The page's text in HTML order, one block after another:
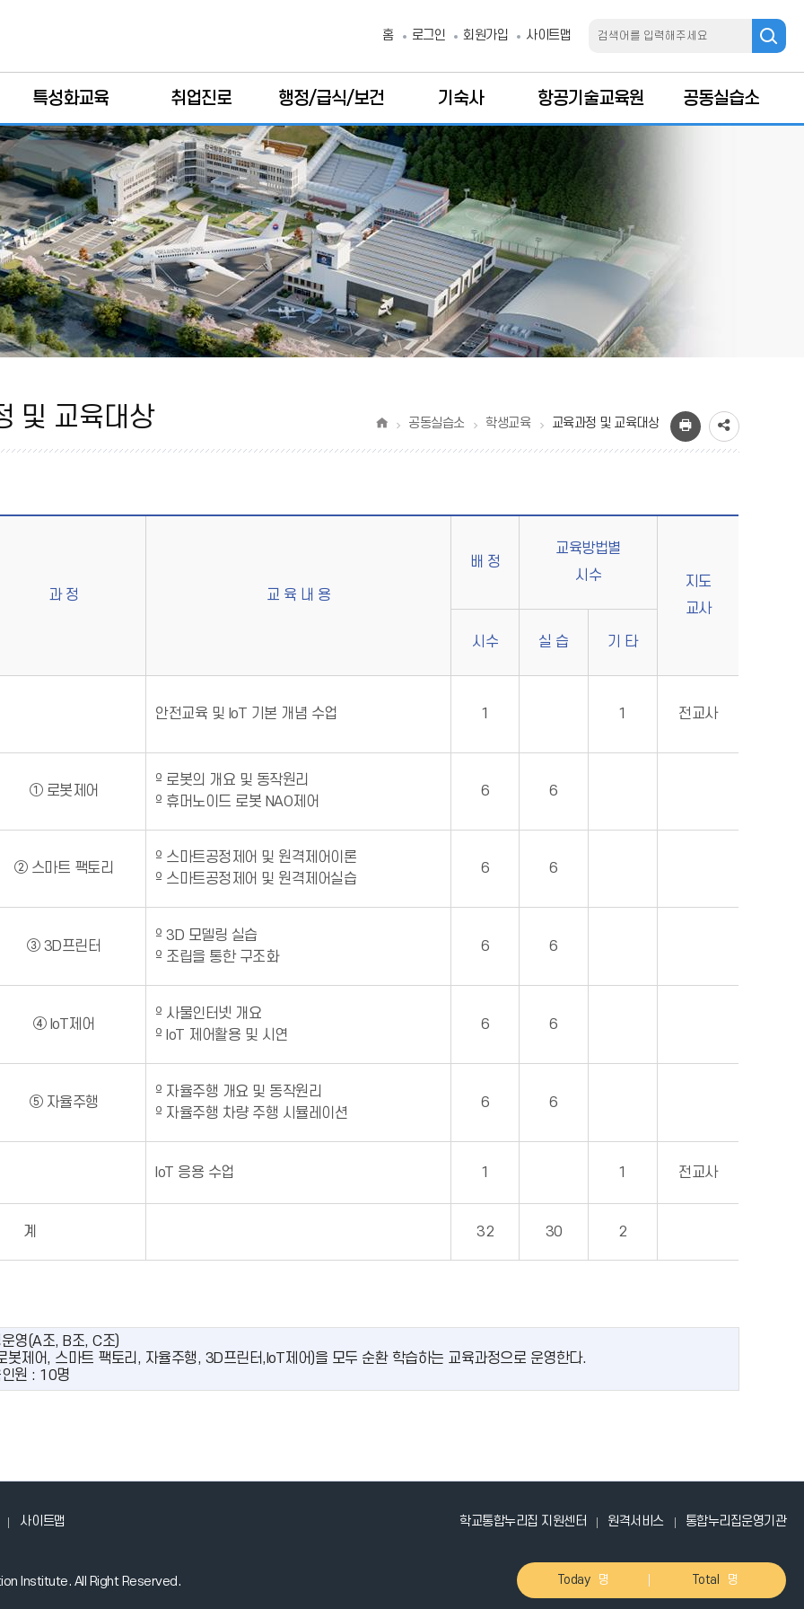
홈 로그인 회원가입 사이트맵
색
특성화교육
항공면장과정
앨버트 프로젝트
영어특화교육
취업진로
실습 채용절차
취업정보
진로정보
구인의뢰
직업사이트
100대 동문기업
행정/급식/보건
행정
학교민원안내
급식
보건
정보공개
운영위원회
기숙사
시설현황
기숙사안내
항공기술교육원
교육목표
게시판
갤러리
공동실습소
공동실습소 학생교육 교육과정 및 교육대상
및 교육대상
과 정 교 육 내 용
배 정
교육방법별
시수
지도
교사
시수 실 습 기 타
안전교육 및 IoT 기본 개념 수업 1 1 전교사
① 로봇제어
º 로봇의 개요 및 동작원리
º 휴머노이드 로봇 NAO제어
6 6
② 스마트 팩토리
º 스마트공정제어 및 원격제어이론
º 스마트공정제어 및 원격제어실습
6 6
③ 3D프린터
º 3D 모델링 실습
º 조립을 통한 구조화
6 6
④ IoT제어
º 사물인터넷 개요
º IoT 제어활용 및 시연
6 6
⑤ 자율주행
º 자율주행 개요 및 동작원리
º 자율주행 차량 주행 시뮬레이션
6 6
IoT 응용 수업 1 1 전교사
계 32 30 2
영(A조, B조, C조)
봇제어, 스마트 팩토리, 자율주행, 3D프린터,IoT제어)을 모두 순환 학습하는 교육과정으로 운영한다.
원 : 10명
사이트맵 학교통합누리집 지원센터 원격서비스 통합누리집운영기관
Today 명 Total 명
Institute. All Right Reserved.